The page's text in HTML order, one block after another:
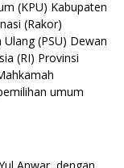
(KPU) Kabupaten
(Rakor)
(PSU) Dewan
(RI) Provinsi
umum